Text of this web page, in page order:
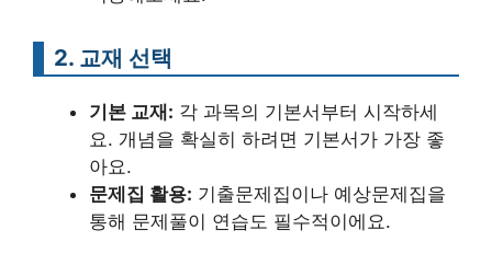
2. 교재 선택
기본 교재: 각 과목의 기본서부터 시작하세
요. 개념을 확실히 하려면 기본서가 가장 좋
아요.
문제집 활용: 기출문제집이나 예상문제집을
통해 문제풀이 연습도 필수적이에요.